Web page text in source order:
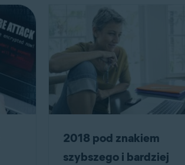
2018 pod znakiem
szybszego i bardziej